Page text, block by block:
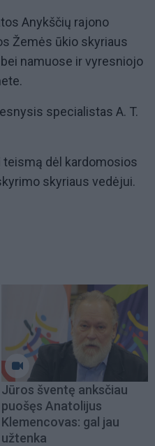
Anykščių rajono
Žemės ūkio skyriaus
namuose ir vyresniojo
specialistas A. T.
teismą dėl kardomosios
skyriaus vedėjui.
Jūros šventę anksčiau
puošęs Anatolijus
Klemencovas: gal jau
užtenka